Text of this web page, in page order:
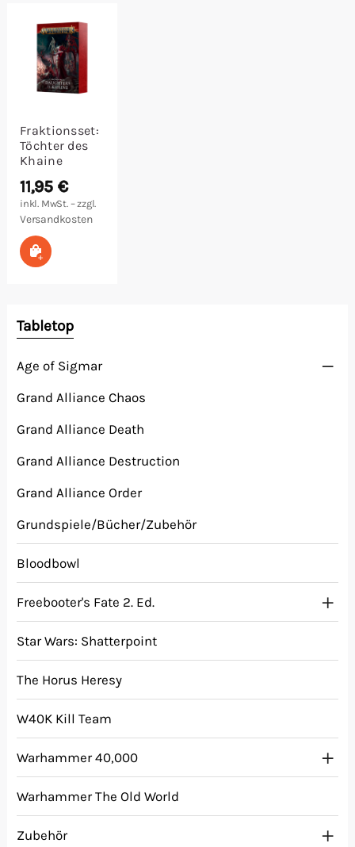
Malen/Modellbau
Rollenspiele
Spielzubehör
Tabletop
Würfel
Fraktionsset:
Töchter des
Khaine
11,95 €
inkl. MwSt. – zzgl.
Versandkosten
In den Warenkorb
Tabletop
Age of Sigmar
Grand Alliance Chaos
Grand Alliance Death
Grand Alliance Destruction
Grand Alliance Order
Grundspiele/Bücher/Zubehör
Bloodbowl
Freebooter's Fate 2. Ed.
Star Wars: Shatterpoint
The Horus Heresy
W40K Kill Team
Warhammer 40,000
Warhammer The Old World
Zubehör